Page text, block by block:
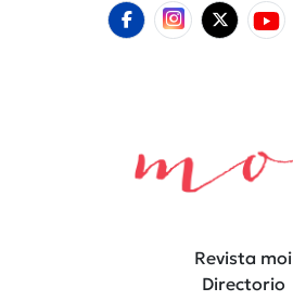
Revista moi
Directorio